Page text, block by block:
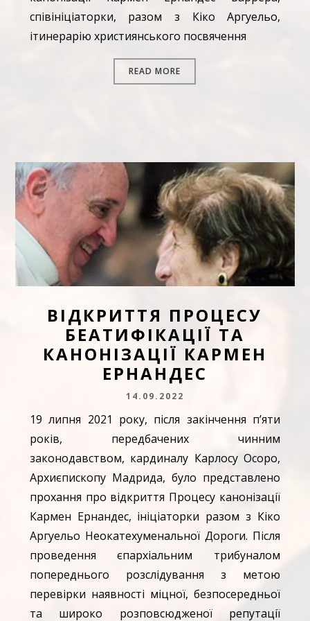
співініціаторки, разом з Кіко Аргуельо,
ітинерарію християнського посвячення
READ MORE
ВІДКРИТТЯ ПРОЦЕСУ
БЕАТИФІКАЦІЇ ТА
КАНОНІЗАЦІЇ КАРМЕН
ЕРНАНДЕС
14.09.2022
19 липня 2021 року, після закінчення п’яти
років, передбачених чинним
законодавством, кардиналу Карлосу Осоро,
Архиєпископу Мадрида, було представлено
прохання про відкриття Процесу канонізації
Кармен Ернандес, ініціаторки разом з Кіко
Аргуельо Неокатехуменальної Дороги. Після
проведення єпархіальним трибуналом
попереднього розслідування з метою
перевірки наявності міцної, безпосередньої
та широко розповсюдженої репутації